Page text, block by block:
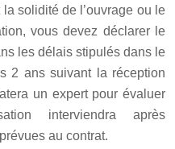
solidité de l’ouvrage ou le
vous devez déclarer le
les délais stipulés dans le
2 ans suivant la réception
un expert pour évaluer
interviendra après
au contrat.